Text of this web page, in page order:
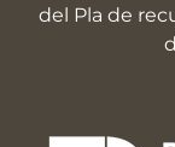
del Pla de